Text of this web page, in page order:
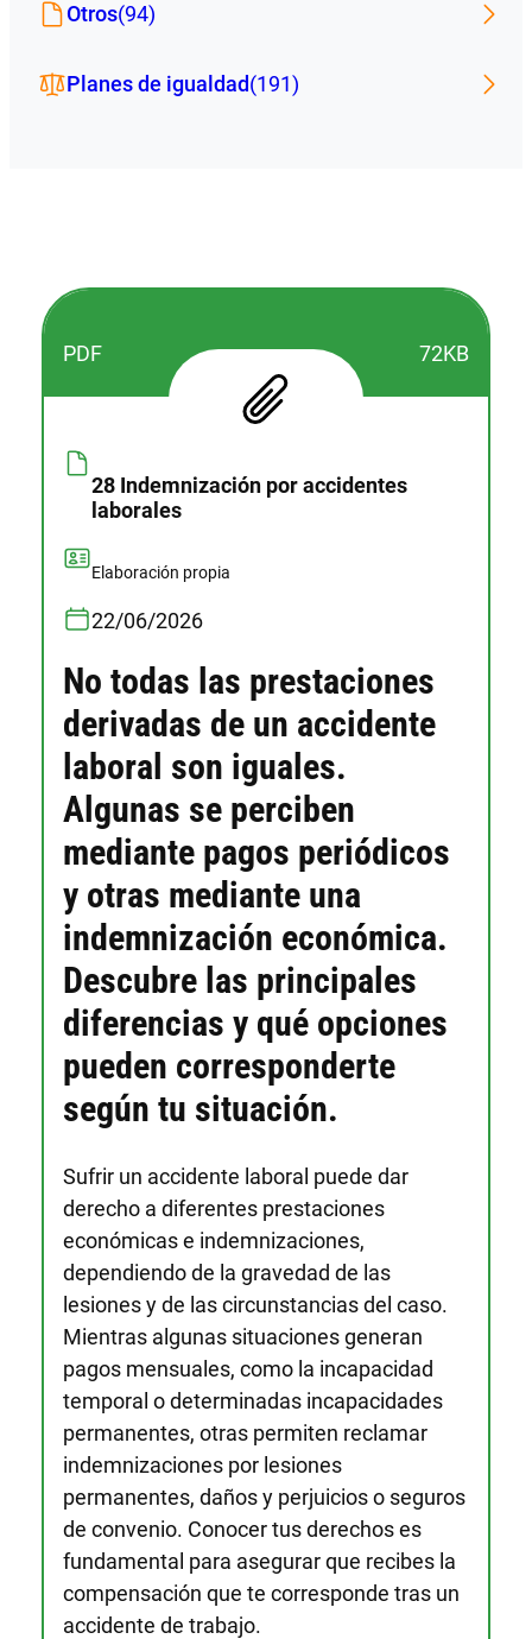
Otros(94)
Planes de igualdad(191)
PDF 72KB
28 Indemnización por accidentes
laborales
Elaboración propia
22/06/2026
No todas las prestaciones
derivadas de un accidente
laboral son iguales.
Algunas se perciben
mediante pagos periódicos
y otras mediante una
indemnización económica.
Descubre las principales
diferencias y qué opciones
pueden corresponderte
según tu situación.
Sufrir un accidente laboral puede dar
derecho a diferentes prestaciones
económicas e indemnizaciones,
dependiendo de la gravedad de las
lesiones y de las circunstancias del caso.
Mientras algunas situaciones generan
pagos mensuales, como la incapacidad
temporal o determinadas incapacidades
permanentes, otras permiten reclamar
indemnizaciones por lesiones
permanentes, daños y perjuicios o seguros
de convenio. Conocer tus derechos es
fundamental para asegurar que recibes la
compensación que te corresponde tras un
accidente de trabajo.